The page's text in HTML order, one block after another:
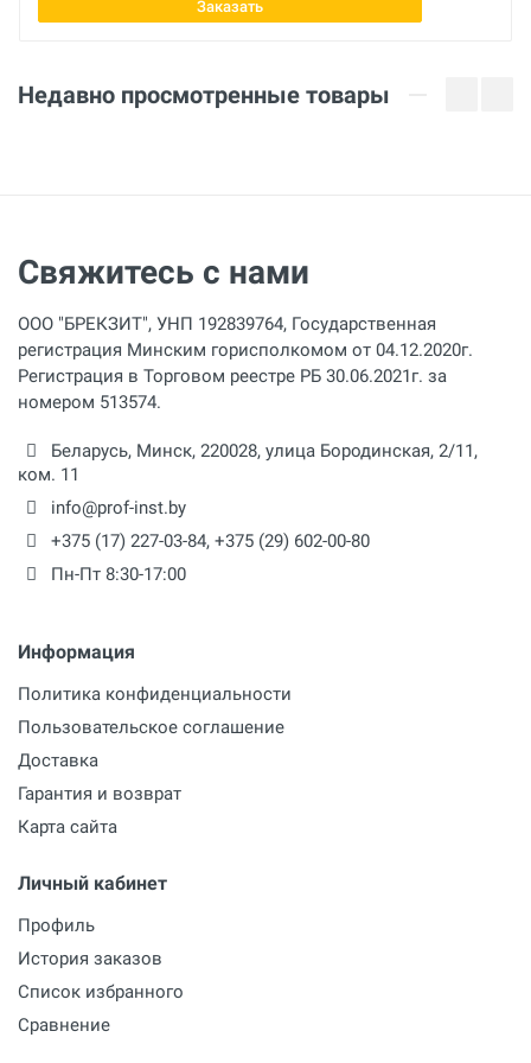
Заказать
Недавно просмотренные товары
Свяжитесь с нами
ООО "БРЕКЗИТ", УНП 192839764, Государственная
регистрация Минским горисполкомом от 04.12.2020г.
Регистрация в Торговом реестре РБ 30.06.2021г. за
номером 513574.
Беларусь, Минск, 220028, улица Бородинская, 2/11,
ком. 11
info@prof-inst.by
+375 (17) 227-03-84, +375 (29) 602-00-80
Пн-Пт 8:30-17:00
Информация
Политика конфиденциальности
Пользовательское соглашение
Доставка
Гарантия и возврат
Карта сайта
Личный кабинет
Профиль
История заказов
Список избранного
Сравнение